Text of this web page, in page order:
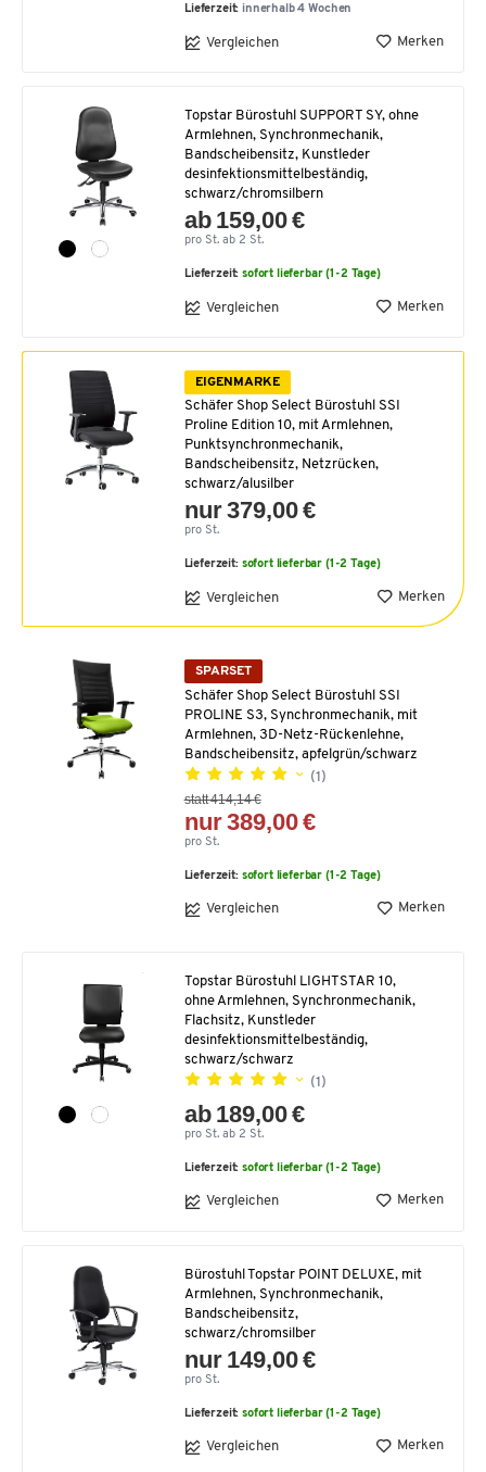
Lieferzeit: innerhalb 4 Wochen
Vergleichen Merken
Topstar Bürostuhl SUPPORT SY, ohne
Armlehnen, Synchronmechanik,
Bandscheibensitz, Kunstleder
desinfektionsmittelbeständig,
schwarz/chromsilbern
ab 159,00 €
pro St. ab 2 St.
Lieferzeit:sofort lieferbar (1-2 Tage)
Vergleichen Merken
EIGENMARKE
Schäfer Shop Select Bürostuhl SSI
Proline Edition 10, mit Armlehnen,
Punktsynchronmechanik,
Bandscheibensitz, Netzrücken,
schwarz/alusilber
nur 379,00 €
pro St.
Lieferzeit: sofort lieferbar (1-2 Tage)
Vergleichen Merken
SPARSET
Schäfer Shop Select Bürostuhl SSI
PROLINE S3, Synchronmechanik, mit
Armlehnen, 3D-Netz-Rückenlehne,
Bandscheibensitz, apfelgrün/schwarz
(1)
statt 414,14 €
nur 389,00 €
pro St.
Lieferzeit: sofort lieferbar (1-2 Tage)
Vergleichen Merken
Topstar Bürostuhl LIGHTSTAR 10,
ohne Armlehnen, Synchronmechanik,
Flachsitz, Kunstleder
desinfektionsmittelbeständig,
schwarz/schwarz
(1)
ab 189,00 €
pro St. ab 2 St.
Lieferzeit:sofort lieferbar (1-2 Tage)
Vergleichen Merken
Bürostuhl Topstar POINT DELUXE, mit
Armlehnen, Synchronmechanik,
Bandscheibensitz,
schwarz/chromsilber
nur 149,00 €
pro St.
Lieferzeit:sofort lieferbar (1-2 Tage)
Vergleichen Merken